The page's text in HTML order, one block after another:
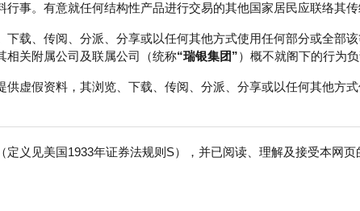
事。有意就任何结构性产品进行交易的其他国家居民应联络其传
下载、传阅、分派、分享或以任何其他方式使用任何部分或全部
相关附属公司及联属公司（统称“瑞银集团”）概不就阁下的行为
虚假资料，其浏览、下载、传阅、分派、分享或以任何其他方
义见美国1933年证券法规则S），并已阅读、理解及接受本网页